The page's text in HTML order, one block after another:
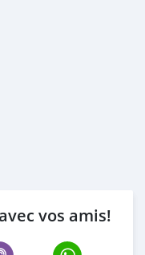
vos amis!